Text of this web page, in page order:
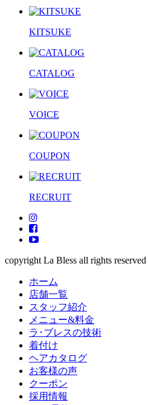
KITSUKE
CATALOG
VOICE
COUPON
RECRUIT
copyright La Bless all rights reserved
ホーム
店舗一覧
スタッフ紹介
メニュー&料金
ラ･ブレスの技術
着付け
ヘアカタログ
お客様の声
クーポン
採用情報